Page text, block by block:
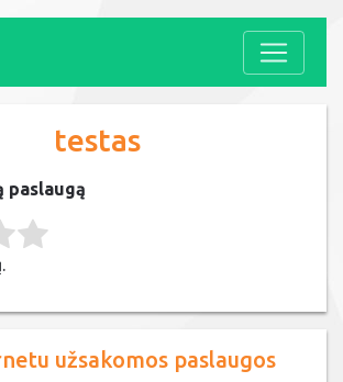
testas
paslaugą
užsakomos paslaugos